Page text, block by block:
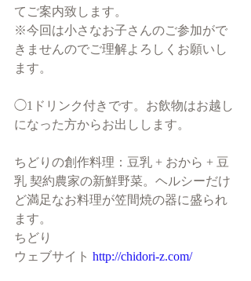
てご案内致します。
※今回は小さなお子さんのご参加がで
きませんのでご理解よろしくお願いし
ます。
◯1ドリンク付きです。お飲物はお越し
になった方からお出しします。
ちどりの創作料理：豆乳 + おから + 豆
乳 契約農家の新鮮野菜。ヘルシーだけ
ど満足なお料理が笠間焼の器に盛られ
ます。
ちどり
ウェブサイト http://chidori-z.com/